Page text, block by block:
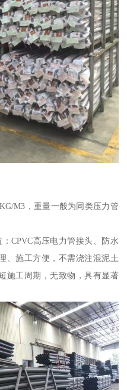
M3，重量一般为同类压力管
CPVC高压电力管接头、防水
、施工方便，不需浇注混泥土
施工周期，无致物，具有显著